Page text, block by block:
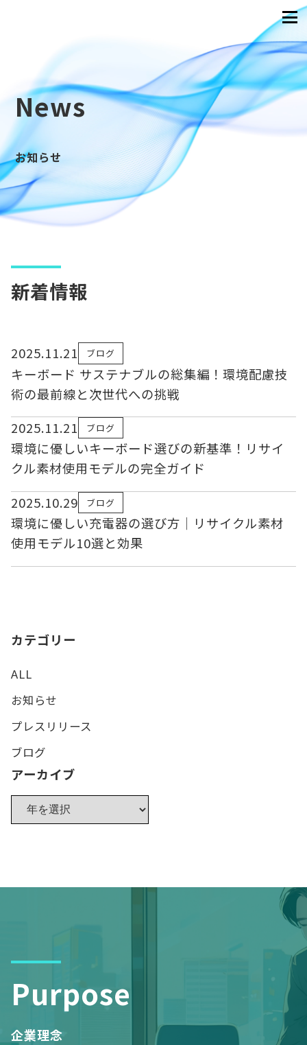
News
お知らせ
新着情報
2025.11.21 ブログ
キーボード サステナブルの総集編！環境配慮技
術の最前線と次世代への挑戦
2025.11.21
ブログ
環境に優しいキーボード選びの新基準！リサイ
クル素材使用モデルの完全ガイド
2025.10.29
ブログ
環境に優しい充電器の選び方｜リサイクル素材
使用モデル10選と効果
カテゴリー
ALL
お知らせ
プレスリリース
ブログ
アーカイブ
Purpose
企業理念